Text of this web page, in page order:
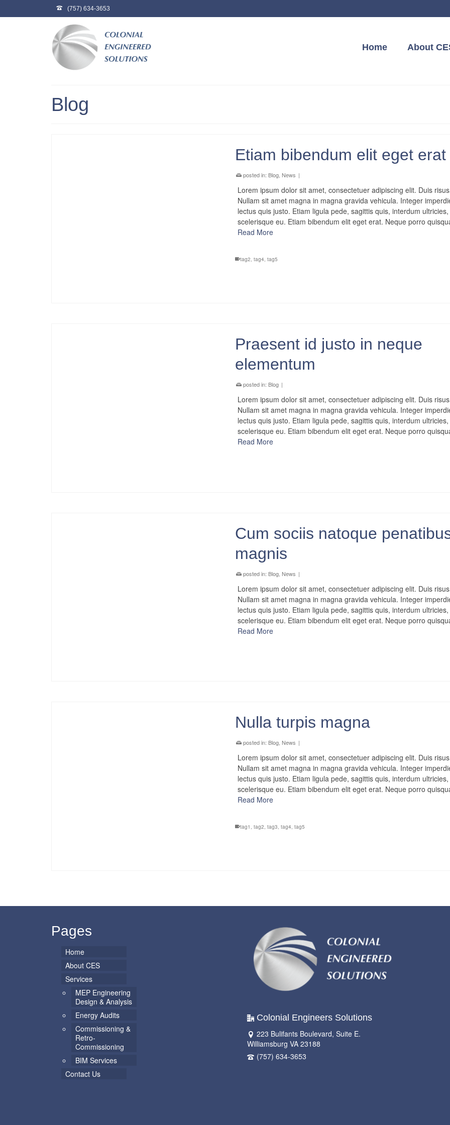
(757) 634-3653
Home About
Blog
Etiam bibendum elit eget erat
posted in: Blog, News |
Lorem ipsum dolor sit amet, consectetuer adipiscing elit. Duis
Nullam sit amet magna in magna gravida vehicula. Integer
lectus quis justo. Etiam ligula pede, sagittis quis, interdum ultricies,
scelerisque eu. Etiam bibendum elit eget erat. Neque porro
Read More
tag2, tag4, tag5
Praesent id justo in neque
elementum
posted in: Blog |
Lorem ipsum dolor sit amet, consectetuer adipiscing elit. Duis
Nullam sit amet magna in magna gravida vehicula. Integer
lectus quis justo. Etiam ligula pede, sagittis quis, interdum ultricies,
scelerisque eu. Etiam bibendum elit eget erat. Neque porro
Read More
Cum sociis natoque
magnis
posted in: Blog, News |
Lorem ipsum dolor sit amet, consectetuer adipiscing elit. Duis
Nullam sit amet magna in magna gravida vehicula. Integer
lectus quis justo. Etiam ligula pede, sagittis quis, interdum ultricies,
scelerisque eu. Etiam bibendum elit eget erat. Neque porro
Read More
Nulla turpis magna
posted in: Blog, News |
Lorem ipsum dolor sit amet, consectetuer adipiscing elit. Duis
Nullam sit amet magna in magna gravida vehicula. Integer
lectus quis justo. Etiam ligula pede, sagittis quis, interdum ultricies,
scelerisque eu. Etiam bibendum elit eget erat. Neque porro
Read More
tag1 , tag2, tag3, tag4, tag5
Pages
Home
About CES
Services
MEP Engineering
Design & Analysis
Energy Audits
Commissioning &
Retro-
Commissioning
BIM Services
Contact Us
Colonial Engineers Solutions
223 Bulifants Boulevard, Suite E.
Williamsburg VA 23188
(757) 634-3653